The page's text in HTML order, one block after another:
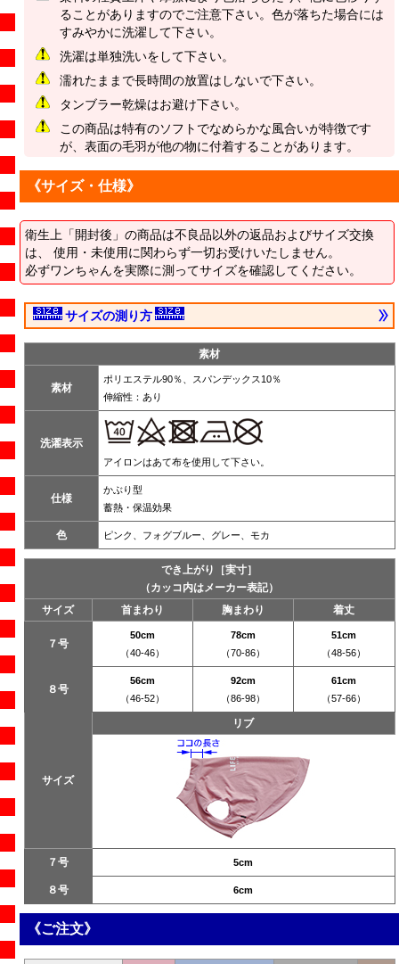
ることがありますのでご注意下さい。色が落ちた場合には
すみやかに洗濯して下さい。
洗濯は単独洗いをして下さい。
濡れたままで長時間の放置はしないで下さい。
タンブラー乾燥はお避け下さい。
この商品は特有のソフトでなめらかな風合いが特徴です
が、表面の毛羽が他の物に付着することがあります。
《サイズ・仕様》
衛生上「開封後」の商品は不良品以外の返品およびサイズ交換
は、 使用・未使用に関わらず一切お受けいたしません。
必ずワンちゃんを実際に測ってサイズを確認してください。
サイズの測り方
素材
素材
ポリエステル90％、スパンデックス10％
伸縮性：あり
洗濯表示
アイロンはあて布を使用して下さい。
仕様
かぶり型
蓄熱・保温効果
色 ピンク、フォグブルー、グレー、モカ
でき上がり［実寸］
（カッコ内はメーカー表記）
サイズ
首まわり 胸まわり 着丈
７号
50cm
（40-46）
78cm
（70-86）
51cm
（48-56）
８号
56cm
（46-52）
92cm
（86-98）
61cm
（57-66）
サイズ
リブ
７号 5cm
８号 6cm
《ご注文》